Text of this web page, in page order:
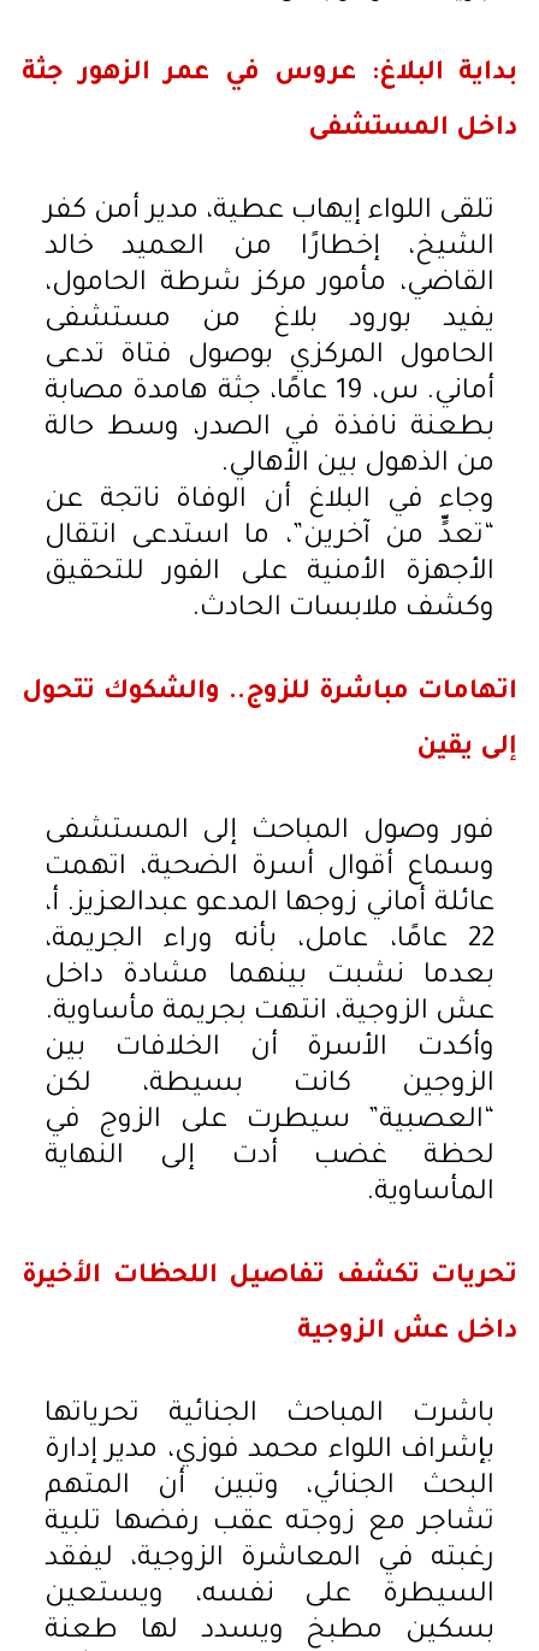
بداية البلاغ: عروس في عمر الزهور جثة
داخل المستشفى
تلقى اللواء إيهاب عطية، مدير أمن كفر
الشيخ، إخطارًا من العميد خالد
القاضي، مأمور مركز شرطة الحامول،
يفيد بورود بلاغ من مستشفى
الحامول المركزي بوصول فتاة تدعى
أماني. س، 19 عامًا، جثة هامدة مصابة
بطعنة نافذة في الصدر، وسط حالة
من الذهول بين الأهالي.
وجاء في البلاغ أن الوفاة ناتجة عن
“تعدٍّ من آخرين”، ما استدعى انتقال
الأجهزة الأمنية على الفور للتحقيق
وكشف ملابسات الحادث.
اتهامات مباشرة للزوج.. والشكوك تتحول
إلى يقين
فور وصول المباحث إلى المستشفى
وسماع أقوال أسرة الضحية، اتهمت
عائلة أماني زوجها المدعو عبدالعزيز. أ،
22 عامًا، عامل، بأنه وراء الجريمة،
بعدما نشبت بينهما مشادة داخل
عش الزوجية، انتهت بجريمة مأساوية.
وأكدت الأسرة أن الخلافات بين
الزوجين كانت بسيطة، لكن
“العصبية” سيطرت على الزوج في
لحظة غضب أدت إلى النهاية
المأساوية.
تحريات تكشف تفاصيل اللحظات الأخيرة
داخل عش الزوجية
باشرت المباحث الجنائية تحرياتها
بإشراف اللواء محمد فوزي، مدير إدارة
البحث الجنائي، وتبين أن المتهم
تشاجر مع زوجته عقب رفضها تلبية
رغبته في المعاشرة الزوجية، ليفقد
السيطرة على نفسه، ويستعين
بسكين مطبخ ويسدد لها طعنة